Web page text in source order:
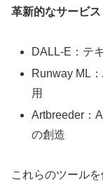
革新的なサービス
DALL-E：テ
Runway ML
用
Artbreeder：
の創造
これらのツール